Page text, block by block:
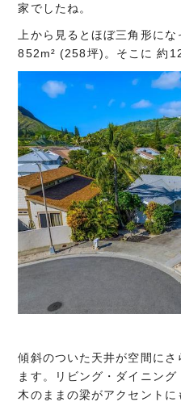
家でしたね。
上から見るとほぼ三角形に
852m² (258坪)。そこに 約
傾斜のついた天井が空間に
ます。リビング・ダイニン
木のままの梁がアクセント